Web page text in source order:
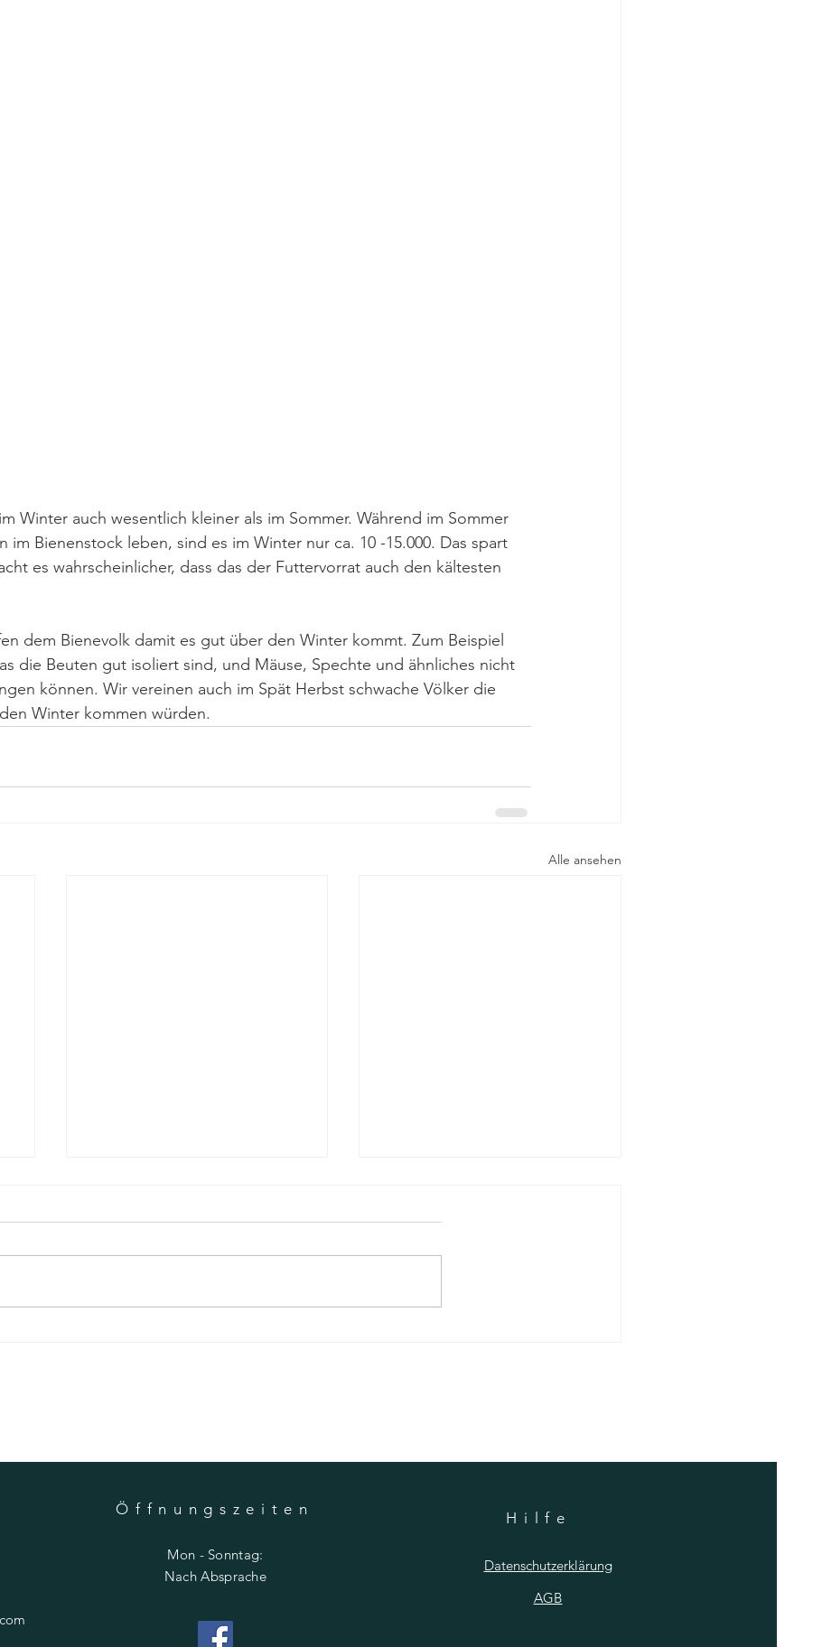
Winter auch wesentlich kleiner als im Sommer. Während im Sommer
im Bienenstock leben, sind es im Winter nur ca. 10 -15.000. Das spart
es wahrscheinlicher, dass das der Futtervorrat auch den kältesten
dem Bienevolk damit es gut über den Winter kommt. Zum Beispiel
die Beuten gut isoliert sind, und Mäuse, Spechte und ähnliches nicht
können. Wir vereinen auch im Spät Herbst schwache Völker die
Winter kommen würden.
Alle ansehen
Öffnungszeiten
Mon - Sonntag:
Nach Absprache
Hilfe
Datenschutzerklärung
AGB